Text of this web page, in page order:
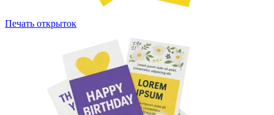
Печать открыток